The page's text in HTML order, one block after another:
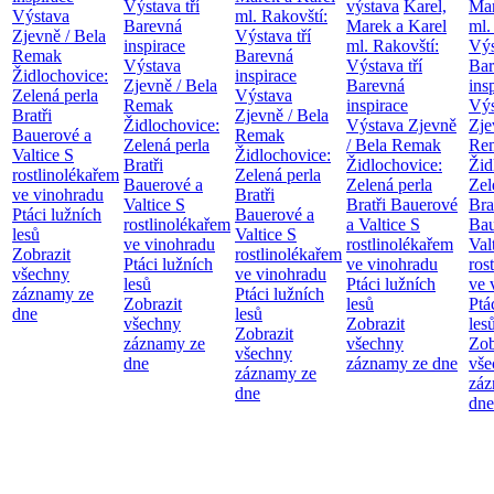
Výstava
Zjevně / Bela
Remak
Židlochovice:
Zelená perla
Bratři
Bauerové a
Valtice S
rostlinolékařem
ve vinohradu
Ptáci lužních
lesů
Zobrazit
všechny
záznamy ze
dne
Výstava tří
Barevná
inspirace
Výstava
Zjevně / Bela
Remak
Židlochovice:
Zelená perla
Bratři
Bauerové a
Valtice S
rostlinolékařem
ve vinohradu
Ptáci lužních
lesů
Zobrazit
všechny
záznamy ze
dne
ml. Rakovští:
Výstava tří
Barevná
inspirace
Výstava
Zjevně / Bela
Remak
Židlochovice:
Zelená perla
Bratři
Bauerové a
Valtice S
rostlinolékařem
ve vinohradu
Ptáci lužních
lesů
Zobrazit
všechny
záznamy ze
dne
výstava Karel,
Marek a Karel
ml. Rakovští:
Výstava tří
Barevná
inspirace
Výstava Zjevně
/ Bela Remak
Židlochovice:
Zelená perla
Bratři Bauerové
a Valtice S
rostlinolékařem
ve vinohradu
Ptáci lužních
lesů
Zobrazit
všechny
záznamy ze dne
ml.
ve
dne